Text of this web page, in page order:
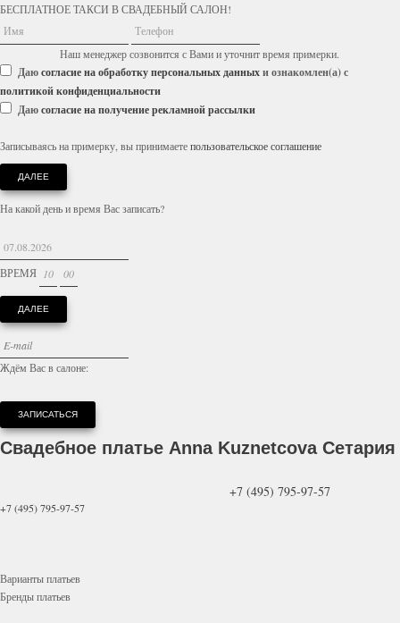
БЕСПЛАТНОЕ ТАКСИ В СВАДЕБНЫЙ САЛОН!
Наш менеджер созвонится с Вами и уточнит время примерки.
Даюсогласие на обработку персональных данныхи ознакомлен(а) с
политикой конфиденциальности
Даюсогласие на получение рекламной рассылки
Записываясь на примерку, вы принимаетепользовательское соглашение
ДАЛЕЕ
На какой день и время Вас записать?
ВРЕМЯ
ДАЛЕЕ
Ждём Вас в салоне:
ЗАПИСАТЬСЯ
+7 (495) 795-97-57
+7 (495) 795-97-57
Свадебное платье Anna Kuznetcova Сетария
Вариантыплатьев
Брендыплатьев